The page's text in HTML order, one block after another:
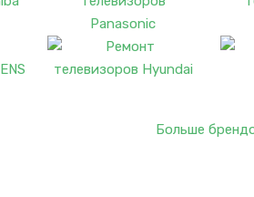
Больше